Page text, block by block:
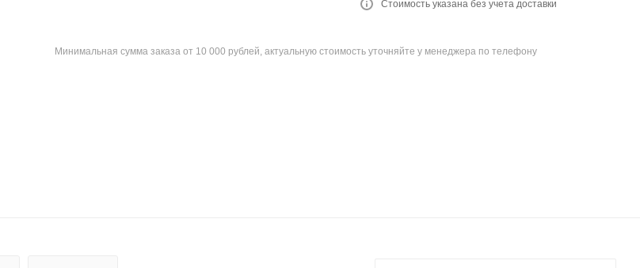
Стоимость указана без учета доставки
Минимальная сумма заказа от 10 000 рублей, актуальную стоимость уточняйте у менеджера по телефону